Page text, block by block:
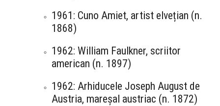
1961: Cuno Amiet, artist elvețian (n.
1868)
1962: William Faulkner, scriitor
american (n. 1897)
1962: Arhiducele Joseph August de
Austria, mareșal austriac (n. 1872)